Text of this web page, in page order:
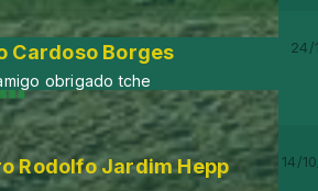
Cardoso Borges 24/
obrigado tche
Rodolfo Jardim Hepp 14/